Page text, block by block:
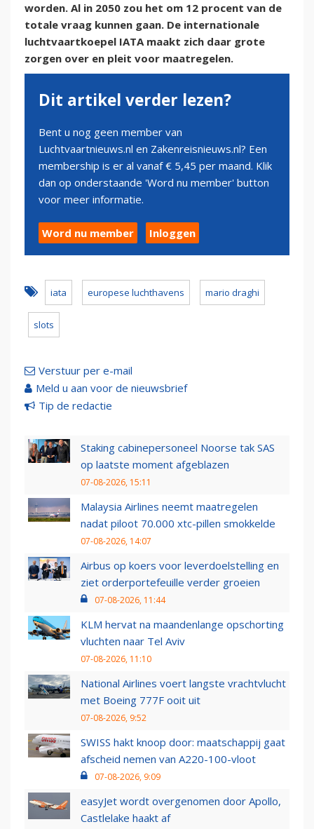
worden. Al in 2050 zou het om 12 procent van de
totale vraag kunnen gaan. De internationale
luchtvaartkoepel IATA maakt zich daar grote
zorgen over en pleit voor maatregelen.
Dit artikel verder lezen?
Bent u nog geen member van
Luchtvaartnieuws.nl en Zakenreisnieuws.nl? Een
membership is er al vanaf € 5,45 per maand. Klik
dan op onderstaande 'Word nu member' button
voor meer informatie.
Word nu member Inloggen
iata europese luchthavens mario draghi
slots
Verstuur per e-mail
Meld u aan voor de nieuwsbrief
Tip de redactie
Staking cabinepersoneel Noorse tak SAS
op laatste moment afgeblazen
07-08-2026, 15:11
Malaysia Airlines neemt maatregelen
nadat piloot 70.000 xtc-pillen smokkelde
07-08-2026, 14:07
Airbus op koers voor leverdoelstelling en
ziet orderportefeuille verder groeien
07-08-2026, 11:44
KLM hervat na maandenlange opschorting
vluchten naar Tel Aviv
07-08-2026, 11:10
National Airlines voert langste vrachtvlucht
met Boeing 777F ooit uit
07-08-2026, 9:52
SWISS hakt knoop door: maatschappij gaat
afscheid nemen van A220-100-vloot
07-08-2026, 9:09
easyJet wordt overgenomen door Apollo,
Castlelake haakt af